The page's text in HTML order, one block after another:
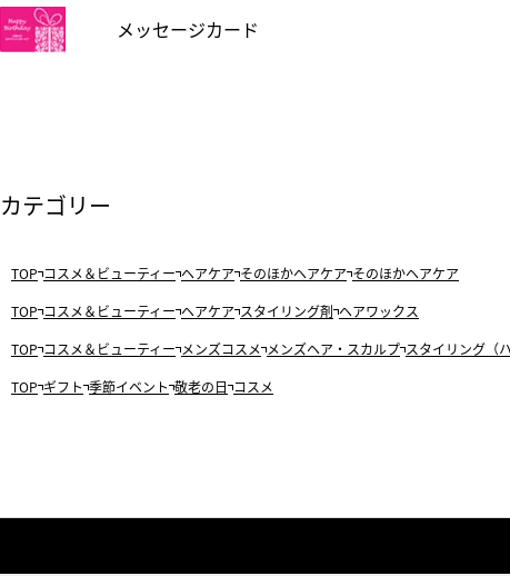
メッセージカード
カテゴリー
TOP コスメ＆ビューティー ヘアケア そのほかヘアケア そのほかヘアケア
TOP コスメ＆ビューティー ヘアケア スタイリング剤 ヘアワックス
TOP コスメ＆ビューティー メンズコスメ メンズヘア・スカルプ スタイリング（
TOP ギフト 季節イベント 敬老の日 コスメ